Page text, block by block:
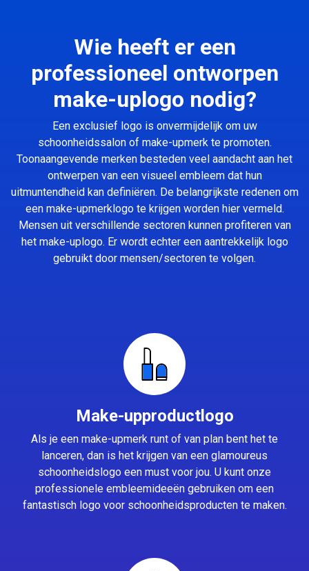
Wie heeft er een
professioneel ontworpen
make-uplogo nodig?
Een exclusief logo is onvermijdelijk om uw
schoonheidssalon of make-upmerk te promoten.
Toonaangevende merken besteden veel aandacht aan het
ontwerpen van een visueel embleem dat hun
uitmuntendheid kan definiëren. De belangrijkste redenen om
een make-upmerklogo te krijgen worden hier vermeld.
Mensen uit verschillende sectoren kunnen profiteren van
het make-uplogo. Er wordt echter een aantrekkelijk logo
gebruikt door mensen/sectoren te volgen.
Make-upproductlogo
Als je een make-upmerk runt of van plan bent het te
lanceren, dan is het krijgen van een glamoureus
schoonheidslogo een must voor jou. U kunt onze
professionele embleemideeën gebruiken om een
fantastisch logo voor schoonheidsproducten te maken.